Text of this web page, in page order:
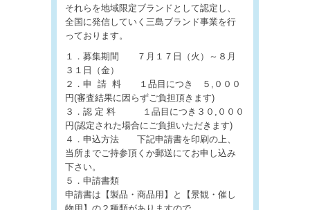
それらを地域限定ブランドとして認定し、
全国に発信していく三島ブランド事業を行
っております。
１．募集期間 ７月１７日（火）～８月
３１日（金）
２．申 請 料 １品目につき ５,０００
円(審査結果に因らずご負担頂きます)
３．認 定 料 １品目につき３０,０００
円(認定された場合にご負担いただきます)
４．申込方法 下記申請書を印刷の上、
当所までご持参頂くか郵送にてお申し込み
下さい。
５．申請書類
申請書は【製品・商品用】と【景観・催し